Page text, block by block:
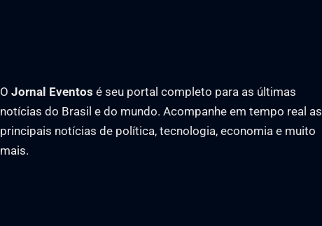
O Jornal Eventos é seu portal completo para as últimas
notícias do Brasil e do mundo. Acompanhe em tempo real as
principais notícias de política, tecnologia, economia e muito
mais.